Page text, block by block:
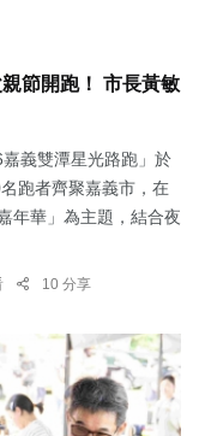
節開跑！ 市長黃敏
義雙潭星光路跑」於
跑者齊聚嘉義市，在
年華」為主題，結合夜
10 分享